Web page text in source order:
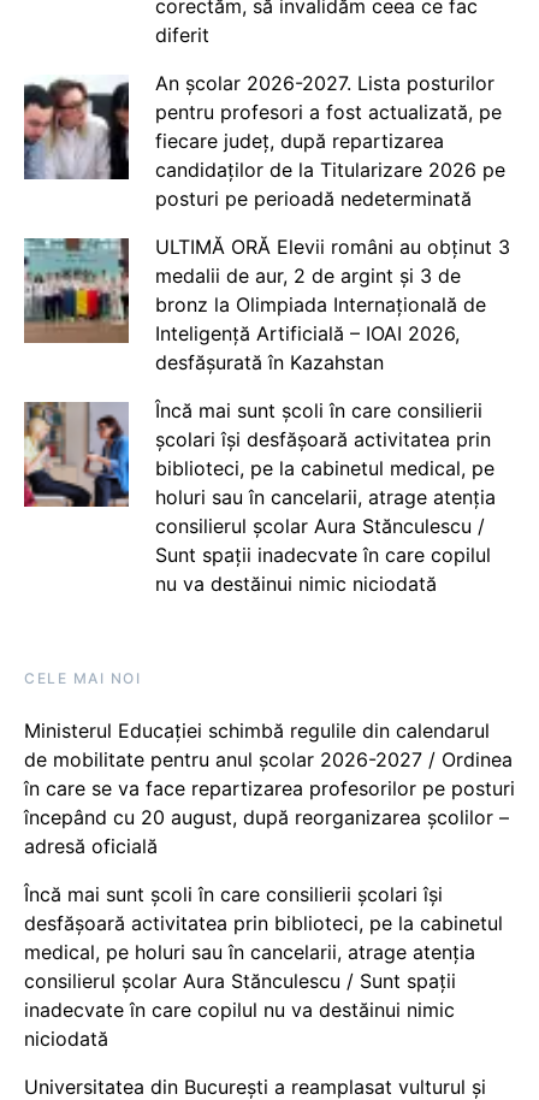
corectăm, să invalidăm ceea ce fac
diferit
An școlar 2026-2027. Lista posturilor
pentru profesori a fost actualizată, pe
fiecare județ, după repartizarea
candidaților de la Titularizare 2026 pe
posturi pe perioadă nedeterminată
ULTIMĂ ORĂ Elevii români au obținut 3
medalii de aur, 2 de argint și 3 de
bronz la Olimpiada Internațională de
Inteligență Artificială – IOAI 2026,
desfășurată în Kazahstan
Încă mai sunt școli în care consilierii
școlari își desfășoară activitatea prin
biblioteci, pe la cabinetul medical, pe
holuri sau în cancelarii, atrage atenția
consilierul școlar Aura Stănculescu /
Sunt spații inadecvate în care copilul
nu va destăinui nimic niciodată
CELE MAI NOI
Ministerul Educației schimbă regulile din calendarul
de mobilitate pentru anul școlar 2026-2027 / Ordinea
în care se va face repartizarea profesorilor pe posturi
începând cu 20 august, după reorganizarea școlilor –
adresă oficială
Încă mai sunt școli în care consilierii școlari își
desfășoară activitatea prin biblioteci, pe la cabinetul
medical, pe holuri sau în cancelarii, atrage atenția
consilierul școlar Aura Stănculescu / Sunt spații
inadecvate în care copilul nu va destăinui nimic
niciodată
Universitatea din București a reamplasat vulturul și